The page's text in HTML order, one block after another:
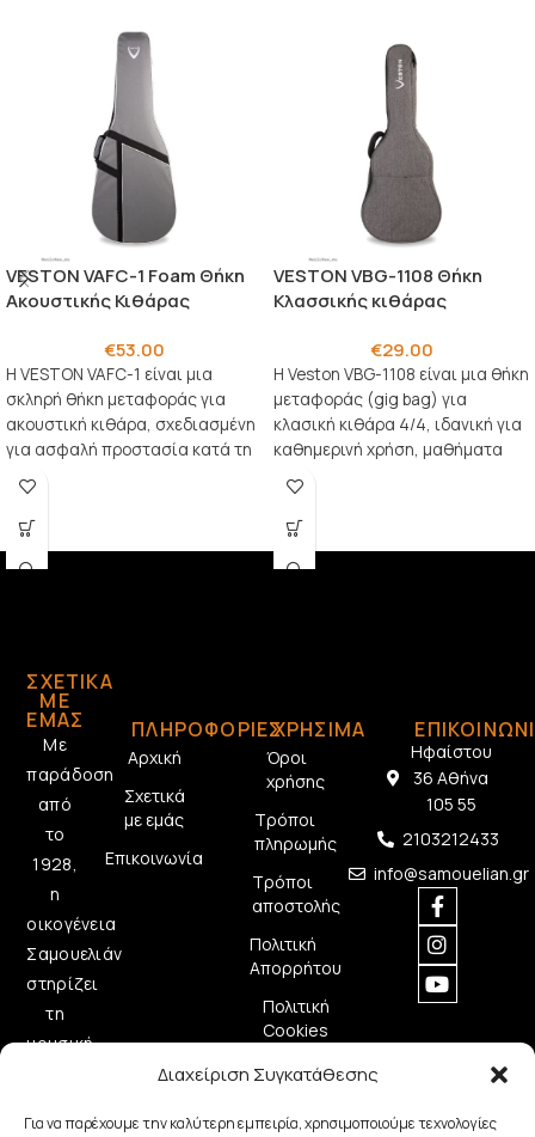
Διαχείριση Συγκατάθεσης
Για να παρέχουμε την καλύτερη εμπειρία, χρησιμοποιούμε τεχνολογίες
VESTON VAFC-1 Foam Θήκη
Ακουστικής Κιθάρας
€53.00
Η VESTON VAFC-1 είναι μια
σκληρή θήκη μεταφοράς για
ακουστική κιθάρα, σχεδιασμένη
για ασφαλή προστασία κατά τη
μεταφορά, την αποθήκευση
VESTON VBG-1108 Θήκη
Κλασσικής κιθάρας
€29.00
Η Veston VBG-1108 είναι μια θήκη
μεταφοράς (gig bag) για
κλασική κιθάρα 4/4, ιδανική για
καθημερινή χρήση, μαθήματα
και πρόβες.
ΣΧΕΤΙΚΆ
ΜΕ
ΕΜΆΣ
Με
παράδοση
από
το
1928,
η
οικογένεια
Σαμουελιάν
στηρίζει
τη
μουσική
ποιοτικά
ΠΛΗΡΟΦΟΡΙΕΣ
Αρχική
Σχετικά
με εμάς
Επικοινωνία
ΧΡΗΣΙΜΑ
Όροι
χρήσης
Τρόποι
πληρωμής
Τρόποι
αποστολής
Πολιτική
Απορρήτου
Πολιτική
Cookies
Ηφαίστου
36 Αθήνα
105 55
2103212433
info@samouelian.gr